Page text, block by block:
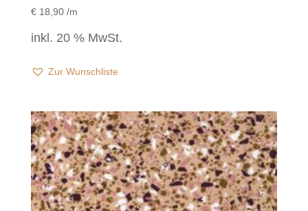
€18,90/m
inkl. 20 % MwSt.
Zur Wunschliste